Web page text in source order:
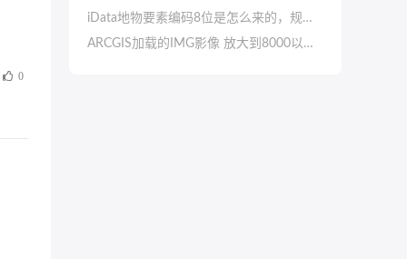
0
iData地物要素编码8位是怎么来的，规范的要求是6位的
ARCGIS加载的IMG影像 放大到8000以上 显示空白